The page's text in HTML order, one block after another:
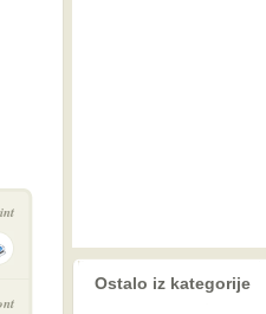
Ostalo iz kategorije